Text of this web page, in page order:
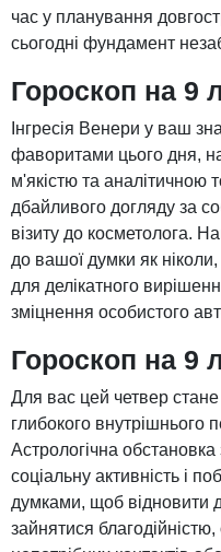
час у планування
сьогодні фундамент
Гороскоп на 9
Інгресія Венери у ваш
фаворитами цього дня,
м'якістю та аналітичною
дбайливого догляду за
візиту до косметолога.
до вашої думки як
для делікатного
зміцнення особистого
Гороскоп на 9
Для вас цей четвер
глибокого внутрішнього
Астрологічна
соціальну активність і
думками, щоб відновити
зайнятися